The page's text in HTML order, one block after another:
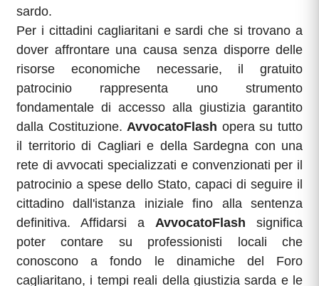
sardo.
Per i cittadini cagliaritani e sardi che si trovano a
dover affrontare una causa senza disporre delle
risorse economiche necessarie, il gratuito
patrocinio rappresenta uno strumento
fondamentale di accesso alla giustizia garantito
dalla Costituzione.AvvocatoFlash opera su tutto
il territorio di Cagliari e della Sardegna con una
rete di avvocati specializzati e convenzionati per il
patrocinio a spese dello Stato, capaci di seguire il
cittadino dall'istanza iniziale fino alla sentenza
definitiva. Affidarsi a AvvocatoFlash significa
poter contare su professionisti locali che
conoscono a fondo le dinamiche del Foro
cagliaritano, i tempi reali della giustizia sarda e le